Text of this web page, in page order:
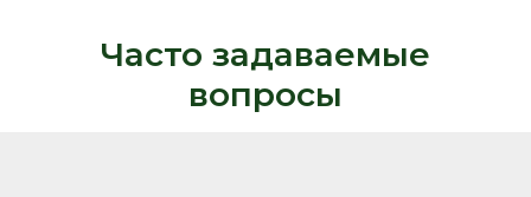
Часто задаваемые
вопросы